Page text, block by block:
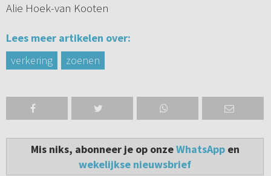
Alie Hoek-van Kooten
Lees meer artikelen over:
verkering
zoenen
Mis niks, abonneer je op onzeWhatsAppen
wekelijkse nieuwsbrief